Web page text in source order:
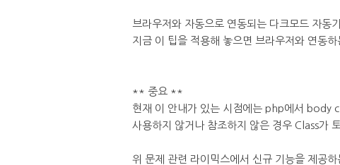
브라우저와 자동으로 연동되는 다크모드 자동
지금 이 팁을 적용해 놓으면 브라우저와 연동
** 중요 **
현재 이 안내가 있는 시점에는 php에서 body
사용하지 않거나 참조하지 않은 경우 Class가
위 문제 관련 라이믹스에서 신규 기능을 제공하